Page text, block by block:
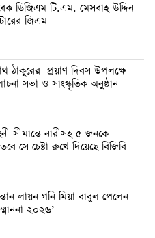
ডিজিএম টি.এম. মেসবাহ উদ্দিন
জিএম
ঠাকুরের প্রয়াণ দিবস উপলক্ষে
সভা ও সাংস্কৃতিক অনুষ্ঠান
সীমান্তে নারীসহ ৫ জনকে
সে চেষ্টা রুখে দিয়েছে বিজিবি
লায়ন গনি মিয়া বাবুল পেলেন
২০২৬’